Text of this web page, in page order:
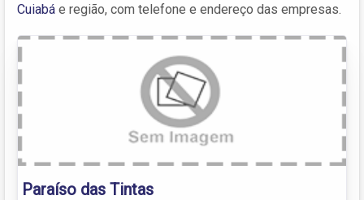
Cuiabá e região, com telefone e endereço das empresas.
Paraíso das Tintas